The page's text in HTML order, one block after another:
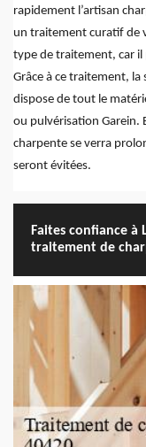
rapidement l’artisan
un traitement curatif de
type de traitement, car il
Grâce à ce traitement,
dispose de tout le
ou pulvérisation Garein.
charpente se verra
seront évitées.
Faites confiance à
traitement de